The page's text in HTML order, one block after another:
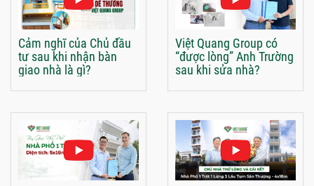
Cảm nghĩ của Chủ đầu
tư sau khi nhận bàn
giao nhà là gì?
Việt Quang Group có
“được lòng” Anh Trường
sau khi sửa nhà?